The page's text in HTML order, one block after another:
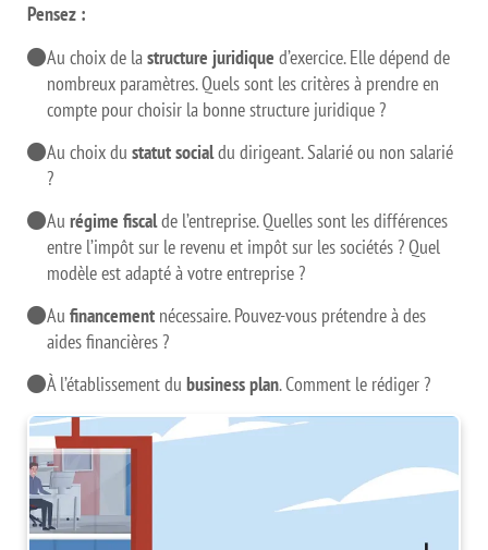
Pensez :
Au choix de lastructure juridique d’exercice.Elle dépend de
nombreux paramètres.Quels sont les critères à prendre en
compte pour choisir la bonne structure juridique ?
Au choix du statut socialdu dirigeant.Salarié ou non salarié
?
Au régime fiscalde l’entreprise. Quelles sont les différences
entre l’impôt sur le revenu et impôt sur les sociétés ? Quel
modèle est adapté à votre entreprise ?
Au financement nécessaire.Pouvez-vous prétendre à des
aides financières ?
À l’établissement du business plan.Comment le rédiger ?